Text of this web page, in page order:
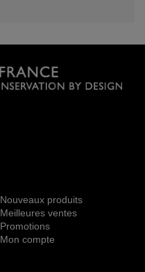
Nouveaux produits
Meilleures ventes
Promotions
Mon compte